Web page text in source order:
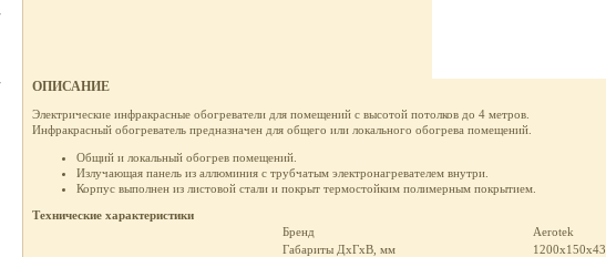
ОПИСАНИЕ
Электрические инфракрасные обогреватели для помещений с высотой потолков до 4 метров.
Инфракрасный обогреватель предназначен для общего или локального обогрева помещений.
Общий и локальный обогрев помещений.
Излучающая панель из аллюминия с трубчатым электронагревателем внутри.
Корпус выполнен из листовой стали и покрыт термостойким полимерным покрытием.
Технические характеристики
Бренд
Aerotek
Габариты ДхГхВ, мм
1200x150x43